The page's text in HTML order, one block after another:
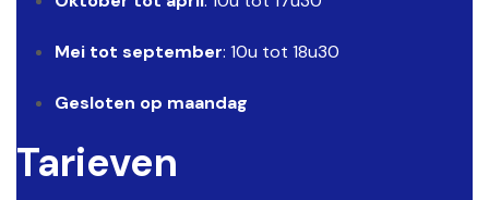
Mei tot september: 10u tot 18u30
Gesloten op maandag
Tarieven